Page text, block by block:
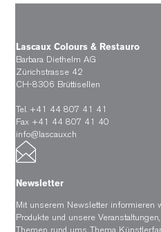
Lascaux Colours & Restauro
Barbara Diethelm AG
Zürichstrasse 42
CH-8306 Brüttisellen
Tel. +41 44 807 41 41
Fax +41 44 807 41 40
info@lascaux.ch
Newsletter
Mit unserem Newsletter informieren
Produkte und unsere
Themen rund ums Thema